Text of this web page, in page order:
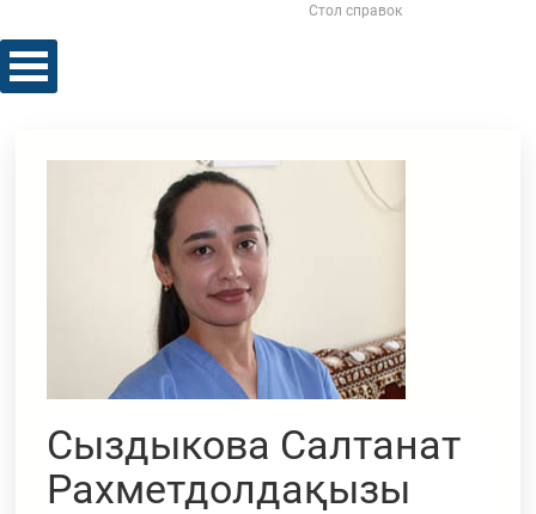
Стол справок
Сыздыкова Салтанат
Рахметдолдақызы